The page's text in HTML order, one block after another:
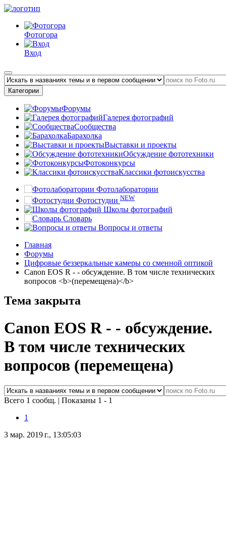
Фотогора
Вход
Категории
Форумы
Галерея фотографий
Сообщества
Барахолка
Выставки и проекты
Обсуждение фототехники
Фотоконкурсы
Классики фотоискусства
Фотолаборатории
Фотостудии NEW
Школы фотографий
Словарь
Вопросы и ответы
Главная
Форумы
Цифровые беззеркальные камеры со сменной оптикой
Canon EOS R - - обсуждение. В том числе технических
вопросов <b>(перемещена)</b>
Тема закрыта
Canon EOS R - - обсуждение.
В том числе технических
вопросов (перемещена)
Всего 1 сообщ. | Показаны 1 - 1
1
3 мар. 2019 г., 13:05:03